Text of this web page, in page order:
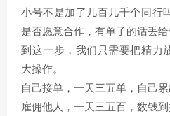
小号不是加了几百几千个同行
是否愿意合作，有单子的话丢给
到这一步，我们只需要把精力
大操作。
自己接单，一天三五单，自己累
雇佣他人，一天三五百，数钱到